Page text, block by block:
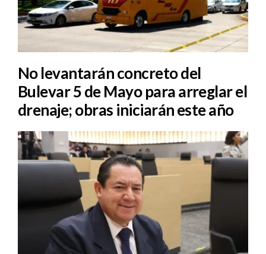
No levantarán concreto del
Bulevar 5 de Mayo para arreglar el
drenaje; obras iniciarán este año